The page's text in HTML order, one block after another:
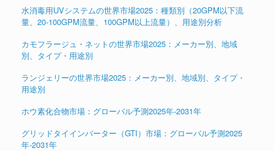
水消毒用UVシステムの世界市場2025：種類別（20GPM以下流
量、20-100GPM流量、100GPM以上流量）、用途別分析
カモフラージュ・ネットの世界市場2025：メーカー別、地域
別、タイプ・用途別
ランジェリーの世界市場2025：メーカー別、地域別、タイプ・
用途別
ホウ素化合物市場：グローバル予測2025年-2031年
グリッドタイインバーター（GTI）市場：グローバル予測2025
年-2031年